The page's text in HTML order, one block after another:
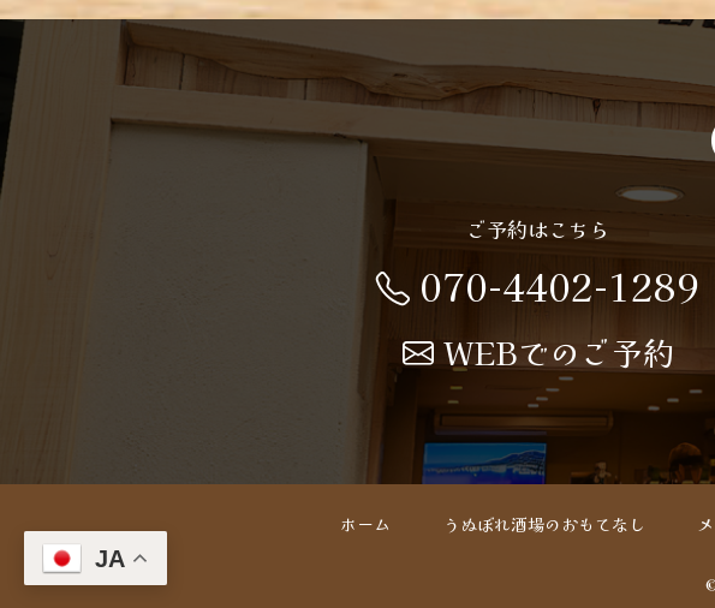
ご予約はこちら
070-4402-1289
WEBでのご予約
ホーム うぬぼれ酒場のおもてなし
JA